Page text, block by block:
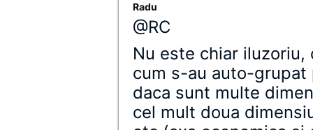
Radu
@RC
Nu este chiar
cum s-au auto-grupat
daca sunt multe
cel mult doua